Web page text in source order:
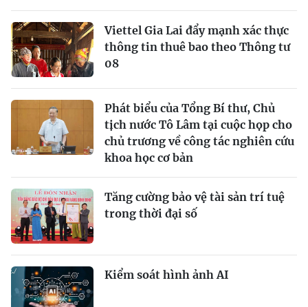
Viettel Gia Lai đẩy mạnh xác thực
thông tin thuê bao theo Thông tư
08
Phát biểu của Tổng Bí thư, Chủ
tịch nước Tô Lâm tại cuộc họp cho
chủ trương về công tác nghiên cứu
khoa học cơ bản
Tăng cường bảo vệ tài sản trí tuệ
trong thời đại số
Kiểm soát hình ảnh AI